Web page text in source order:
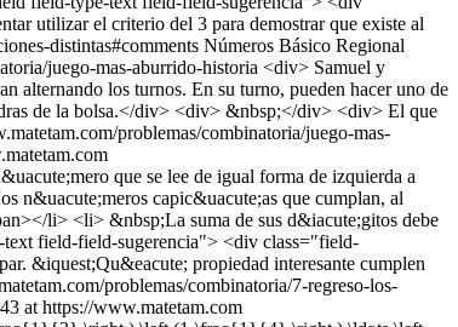
utilizar el criterio del 3 para demostrar que existe al
distintas#comments Números Básico Regional
juego-mas-aburrido-historia <div> Samuel y
alternando los turnos. En su turno, pueden hacer uno de
de la bolsa.</div> <div> &nbsp;</div> <div> El que
problemas/combinatoria/juego-mas-
que se lee de igual forma de izquierda a
n&uacute;meros capic&uacute;as que cumplan, al
li> <li> &nbsp;La suma de sus d&iacute;gitos debe
field-field-sugerencia"> <div class="field-
&iquest;Qu&eacute; propiedad interesante cumplen
problemas/combinatoria/7-regreso-los-
at https://www.matetam.com